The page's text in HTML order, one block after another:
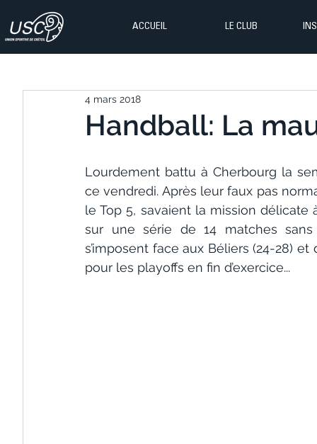
ACCUEIL LE CLUB
Handball: La
4 mars 2018
Lourdement battu à Cherbourg la
ce vendredi. Après leur faux pas
le Top 5, savaient la mission
sur une série de 14 matches
s’imposent face aux Béliers (24-28)
pour les playoffs en fin d’exercice...